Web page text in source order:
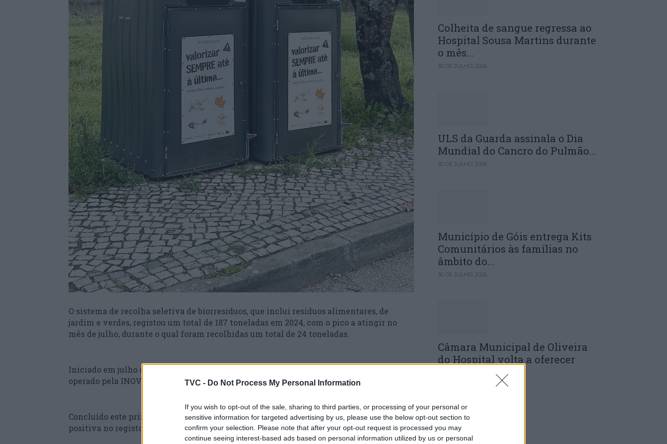
TVC - Do Not Process My Personal Information
If you wish to opt-out of the sale, sharing to third parties, or processing of your personal or
sensitive information for targeted advertising by us, please use the below opt-out section to
confirm your selection. Please note that after your opt-out request is processed you may
continue seeing interest-based ads based on personal information utilized by us or personal
O sistema de recolha seletiva de biorresíduos, que inclui resíduos alimentares, de
jardim e verdes, registou um total de 187 toneladas em 2024, com o pico a atingir no
mês de julho, durante o qual foram recolhidas um total de 24 toneladas.
Iniciado em julho de 2023 em algumas freguesias de Cantanhede, este novo sistema
operado pela INOVA-EM apenas ficou acessível a todo o concelho no início de 2024.
Concluído este primeiro ano de atividade, constata-se uma curva ascendente muito
positiva no registo de recolhas mensais.
Colheita de sangue regressa ao
Hospital Sousa Martins durante
o mês...
30 DE JULHO, 2026
ULS da Guarda assinala o Dia
Mundial do Cancro do Pulmão...
30 DE JULHO, 2026
Município de Góis entrega Kits
Comunitários às famílias no
âmbito do...
30 DE JULHO, 2026
Câmara Municipal de Oliveira
do Hospital volta a oferecer
cadernos de...